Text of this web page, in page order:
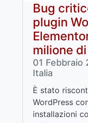
Bug
plugin
milione
01 Febbraio
Italia
È stato
WordPress
installazioni